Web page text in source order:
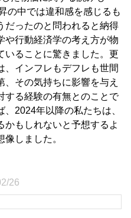
の中では違和感を感じるも
だったのと問われると納得
や行動経済学の考え方が物
いることに驚きました。更
、インフレもデフレも世間
、その気持ちに影響を与え
する経験の有無とのことで
、2024年以降の私たちは、
かもしれないと予想するよ
像しました。
26